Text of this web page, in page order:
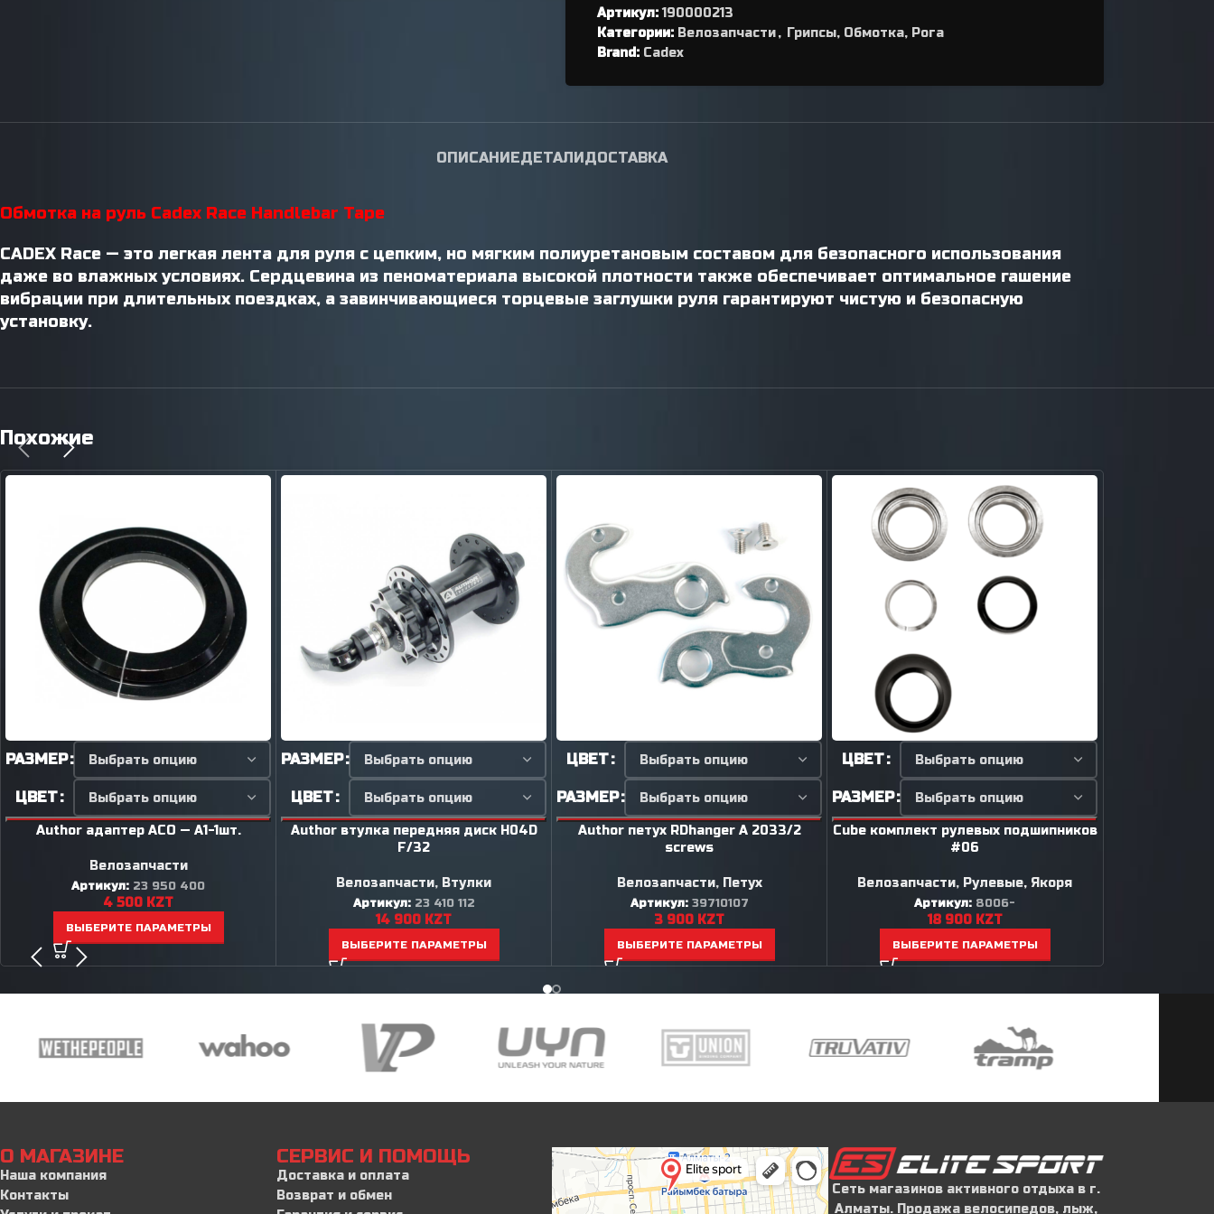
переключателя
Петухи
Артикул:190000213
Категории: Велозапчасти, Грипсы, Обмотка, Рога
Brand: Cadex
ОПИСАНИЕДЕТАЛИДОСТАВКА
Обмотка на руль Cadex Race Handlebar Tape
CADEX Race — это легкая лента для руля с цепким, но мягким полиуретановым составом для безопасного использования
даже во влажных условиях. Сердцевина из пеноматериала высокой плотности также обеспечивает оптимальное гашение
вибрации при длительных поездках, а завинчивающиеся торцевые заглушки руля гарантируют чистую и безопасную
установку.
Похожие
РАЗМЕР
ЦВЕТ
Author адаптер ACO — A1-1шт.
Велозапчасти
Артикул: 23 950 400
4 500 KZT
ВЫБЕРИТЕ ПАРАМЕТРЫ
РАЗМЕР
ЦВЕТ
Author втулка передняя диск H04D
F/32
Велозапчасти, Втулки
Артикул: 23 410 112
14 900 KZT
ВЫБЕРИТЕ ПАРАМЕТРЫ
ЦВЕТ
РАЗМЕР
Author петух RDhanger A 2033/2
screws
Велозапчасти, Петух
Артикул: 39710107
3 900 KZT
ВЫБЕРИТЕ ПАРАМЕТРЫ
ЦВЕТ
РАЗМЕР
Cube комплект рулевых подшипников
#06
Велозапчасти, Рулевые, Якоря
Артикул: 8006-
18 900 KZT
ВЫБЕРИТЕ ПАРАМЕТРЫ
О МАГАЗИНЕ
Наша компания
Контакты
СЕРВИС И ПОМОЩЬ
Доставка и оплата
Возврат и обмен
Сеть магазинов активного отдыха в г.
Алматы. Продажа велосипедов, лыж,